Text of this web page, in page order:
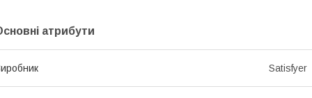
атрибути
Satisfyer